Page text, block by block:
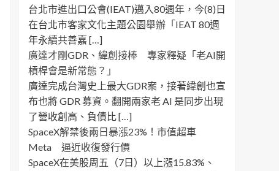
台北市進出口公會(IEAT)邁入80週年，今(8)日
在台北市客家文化主題公園舉辦「IEAT 80週
年永續共善嘉 […]
廣達才剛GDR、緯創接棒 專家釋疑「老AI開
槓桿會是新常態？」
廣達完成台灣史上最大GDR案，接著緯創也宣
布也將 GDR 募資。翻開兩家老 AI 是同步出現
了營收創高、負債比 […]
SpaceX解禁後兩日暴漲23%！市值超車
Meta 逼近收復發行價
SpaceX在美股周五（7日）以上漲15.83%、